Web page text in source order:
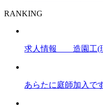
RANKING
求人情報 造園工(現
あらたに庭師加入で